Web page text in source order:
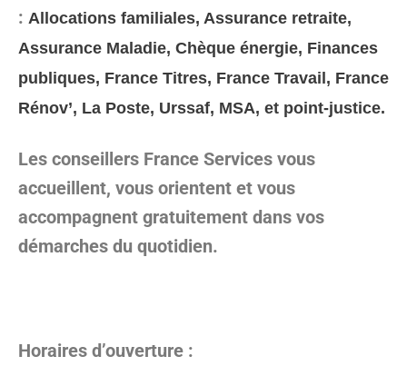
: Allocations familiales, Assurance retraite,
Assurance Maladie, Chèque énergie, Finances
publiques, France Titres, France Travail, France
Rénov’, La Poste, Urssaf, MSA, et point-justice.
Les conseillers France Services vous
accueillent, vous orientent et vous
accompagnent gratuitement dans vos
démarches du quotidien.
Horaires d’ouverture :